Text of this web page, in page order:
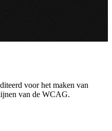
voor het maken van
van de WCAG.